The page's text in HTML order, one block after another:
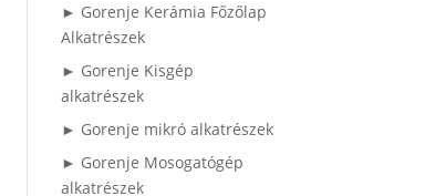
► Gorenje Kerámia Főzőlap
Alkatrészek
► Gorenje Kisgép
alkatrészek
► Gorenje mikró alkatrészek
► Gorenje Mosogatógép
alkatrészek